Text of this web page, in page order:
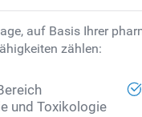
auf Basis Ihrer
zählen:
und Toxikologie